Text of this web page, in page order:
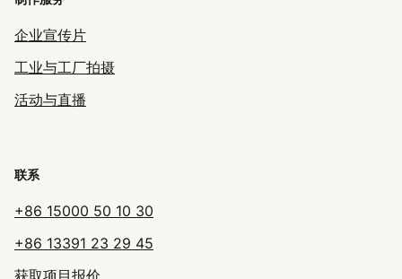
企业宣传片
工业与工厂拍摄
活动与直播
联系
+86 15000 50 10 30
+86 13391 23 29 45